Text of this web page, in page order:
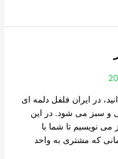
در ایران فلفل دلمه ای
و سبز می شود. در این
نویسیم تا شما با
که مشتری به واحد